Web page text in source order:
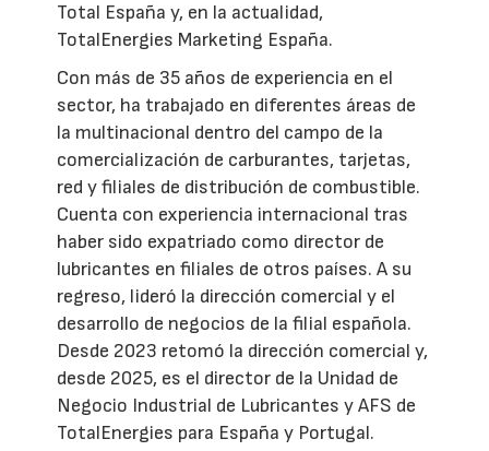
Total España y, en la actualidad,
TotalEnergies Marketing España.
Con más de 35 años de experiencia en el
sector, ha trabajado en diferentes áreas de
la multinacional dentro del campo de la
comercialización de carburantes, tarjetas,
red y filiales de distribución de combustible.
Cuenta con experiencia internacional tras
haber sido expatriado como director de
lubricantes en filiales de otros países. A su
regreso, lideró la dirección comercial y el
desarrollo de negocios de la filial española.
Desde 2023 retomó la dirección comercial y,
desde 2025, es el director de la Unidad de
Negocio Industrial de Lubricantes y AFS de
TotalEnergies para España y Portugal.